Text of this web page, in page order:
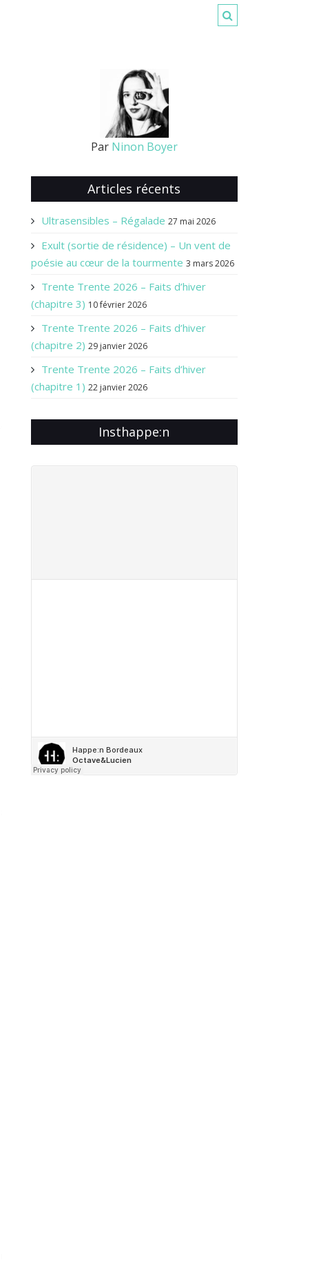
Par Ninon Boyer
Articles récents
Ultrasensibles – Régalade 27 mai 2026
Exult (sortie de résidence) – Un vent de
poésie au cœur de la tourmente 3 mars 2026
Trente Trente 2026 – Faits d’hiver
(chapitre 3) 10 février 2026
Trente Trente 2026 – Faits d’hiver
(chapitre 2) 29 janvier 2026
Trente Trente 2026 – Faits d’hiver
(chapitre 1) 22 janvier 2026
Insthappe:n